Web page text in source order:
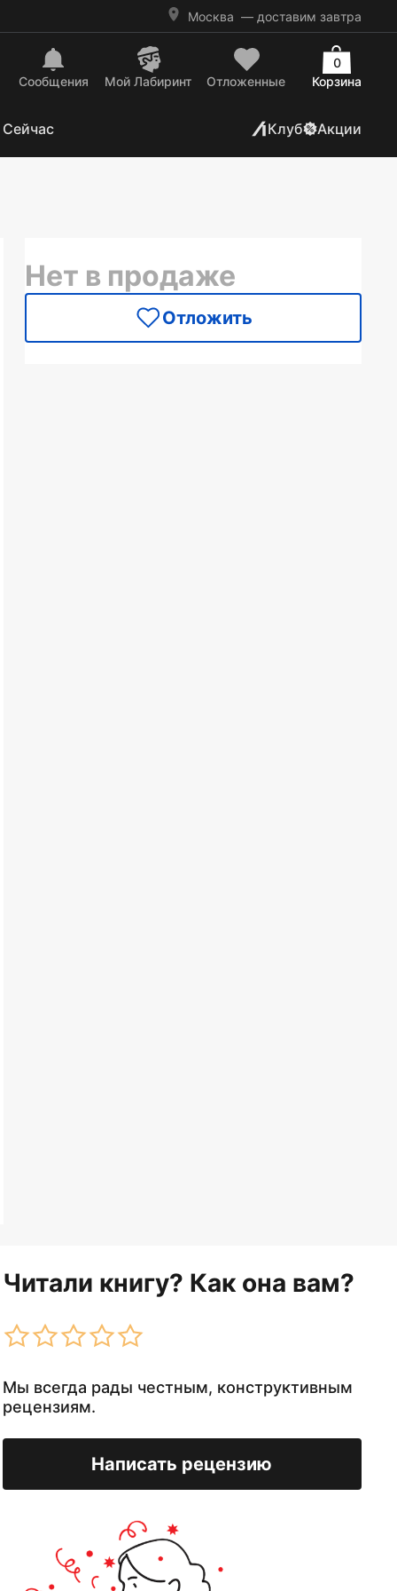
Москва — доставим завтра
Сообщения Mой Лабиринт Отложенные Корзина
0
Клуб Акции
Нет в продаже
Отложить
Читали книгу? Как она вам?
Мы всегда рады честным, конструктивным
рецензиям.
Написать рецензию